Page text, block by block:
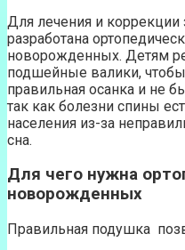
Для лечения и
разработана
новорожденных. Детям
подшейные валики,
правильная осанка и не
так как болезни спины
населения из-за
сна.
Для чего нужна
новорожденных
Правильная подушка